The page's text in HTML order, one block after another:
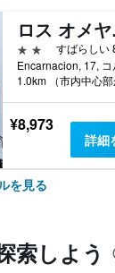
ロ
2つ星
すばらしい
1.0km （市内中心部
¥8,973
詳細
を見る
索しよう